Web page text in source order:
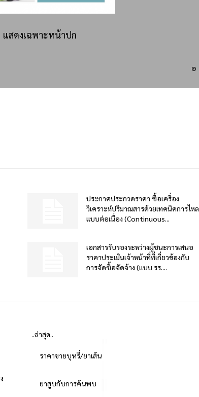
แสดงเฉพาะหน้าปก
ประกาศประกวดราคา ซื้อเครื่อง
วิเคราะห์ปริมาณสารด้วยเทคนิคการไหล
แบบต่อเนื่อง (Continuous...
เอกสารรับรองระหว่างผู้ชนะการเสนอ
ราคาประเมินเจ้าหน้าที่ที่เกี่ยวข้องกับ
การจัดซื้อจัดจ้าง (แบบ รร....
..ล่าสุด..
ราคาขายบุหรี่/ยาเส้น
ยาสูบกับการค้นพบ